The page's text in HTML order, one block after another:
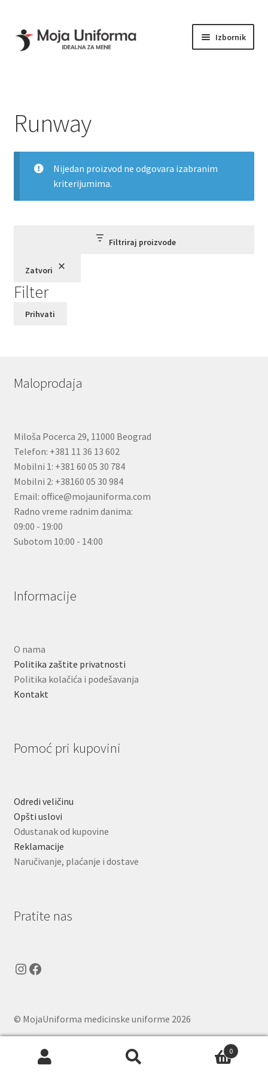
Preskoči
na
Skoči
na
Izbornik
Runway
Nijedan proizvod ne odgovara izabranim
kriterijumima.
Filtriraj proizvode
Zatvori
Filter
Prihvati
Maloprodaja
Miloša Pocerca 29, 11000 Beograd
Telefon: +381 11 36 13 602
Mobilni 1: +381 60 05 30 784
Mobilni 2: +38160 05 30 984
Email: office@mojauniforma.com
Radno vreme radnim danima:
09:00 - 19:00
Subotom 10:00 - 14:00
Informacije
O nama
Politika zaštite privatnosti
Politika kolačića i podešavanja
Kontakt
Pomoć pri kupovini
Odredi veličinu
Opšti uslovi
Odustanak od kupovine
Reklamacije
Naručivanje, plaćanje i dostave
Pratite nas
Instagram
Facebook
© MojaUniforma medicinske uniforme 2026
.
Pretraga
0